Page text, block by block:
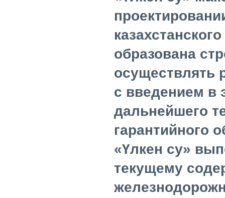
образована
осуществлять
с введением в
дальнейшего
гарантийного
«Үлкен су»
текущему